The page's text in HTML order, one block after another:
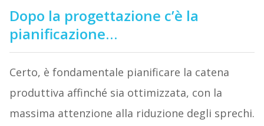
Dopo la progettazione c’è la
pianificazione…
Certo, è fondamentale pianificare la catena
produttiva affinché sia ottimizzata, con la
massima attenzione alla riduzione degli sprechi.